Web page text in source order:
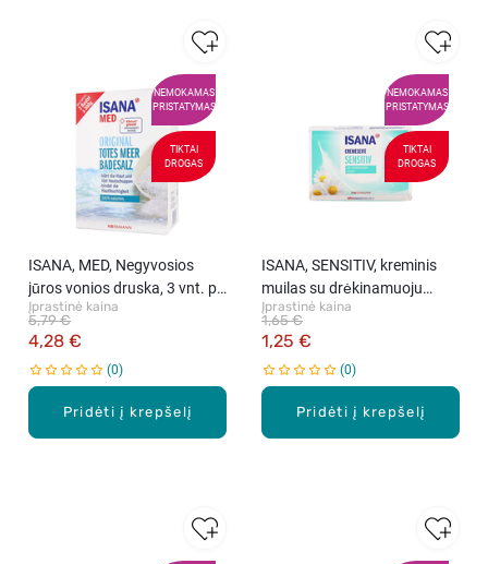
NEMOKAMAS
PRISTATYMAS
TIKTAI
DROGAS
Pridėti į krepšelį
ISANA, MED, Negyvosios
jūros vonios druska, 3 vnt. po
500 g
Įprastinė kaina
4,28 €
5,79 €
0
NEMOKAMAS
PRISTATYMAS
TIKTAI
DROGAS
Pridėti į krepšelį
ISANA, SENSITIV, kreminis
muilas su drėkinamuoju
lanolinu, 150 g
Įprastinė kaina
1,25 €
1,65 €
0